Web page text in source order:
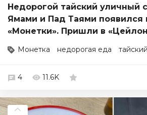
Недорогой тайский уличный
Ямами и Пад Таями появился
«Монетки». Пришли в
Монетка недорогая еда
4 11.6K